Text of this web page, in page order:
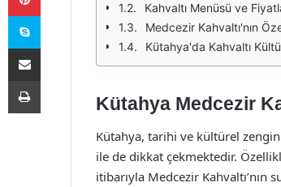
Kahvaltı Menüsü ve
Medcezir Kahvaltı'nın
Kütahya'da Kahvaltı
Kütahya Medcezir
Kütahya, tarihi ve kültürel
ile de dikkat çekmektedir.
itibarıyla Medcezir Kahvaltı’nın
Skype
E-Posta ile paylaş